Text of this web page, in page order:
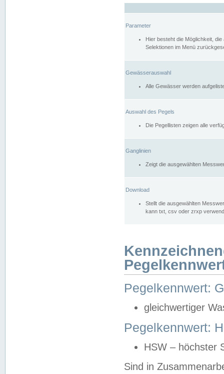
Parameter
Hier besteht die Möglichkeit,
Selektionen im Menü
Gewässerauswahl
Alle Gewässer werden
Auswahl des Pegels
Die Pegellisten zeigen alle
Ganglinien
Zeigt die ausgewählten
Download
Stellt die ausgewählten
kann txt, csv oder zrxp
Pegelkennwert:
gleichwertiger
Pegelkennwert:
HSW – höchster
Sind in